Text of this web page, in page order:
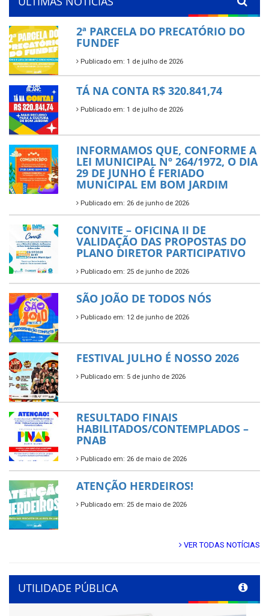
2ª PARCELA DO PRECATÓRIO DO
FUNDEF
Publicado em: 1 de julho de 2026
TÁ NA CONTA R$ 320.841,74
Publicado em: 1 de julho de 2026
INFORMAMOS QUE, CONFORME A
LEI MUNICIPAL Nº 264/1972, O DIA
29 DE JUNHO É FERIADO
MUNICIPAL EM BOM JARDIM
Publicado em: 26 de junho de 2026
CONVITE – OFICINA II DE
VALIDAÇÃO DAS PROPOSTAS DO
PLANO DIRETOR PARTICIPATIVO
Publicado em: 25 de junho de 2026
SÃO JOÃO DE TODOS NÓS
Publicado em: 12 de junho de 2026
FESTIVAL JULHO É NOSSO 2026
Publicado em: 5 de junho de 2026
RESULTADO FINAIS
HABILITADOS/CONTEMPLADOS –
PNAB
Publicado em: 26 de maio de 2026
ATENÇÃO HERDEIROS!
Publicado em: 25 de maio de 2026
VER TODAS NOTÍCIAS
UTILIDADE PÚBLICA